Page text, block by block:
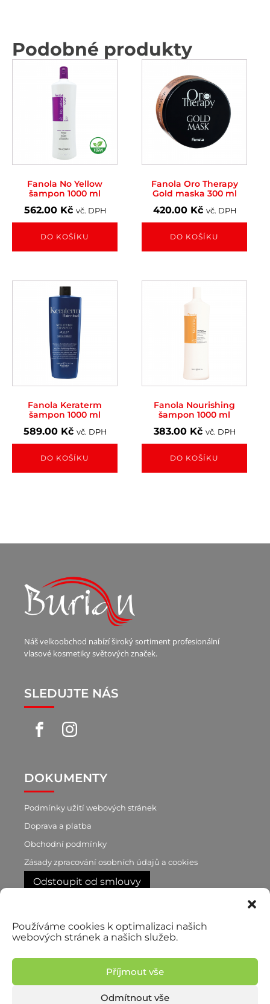
Používáme cookies k optimalizaci našich
webových stránek a našich služeb.
Příjmout vše
Odmítnout vše
Podobné produkty
Fanola No Yellow
šampon 1000 ml
562.00 Kč vč. DPH
DO KOŠÍKU
Fanola Oro Therapy
Gold maska 300 ml
420.00 Kč vč. DPH
DO KOŠÍKU
Fanola Keraterm
šampon 1000 ml
589.00 Kč vč. DPH
DO KOŠÍKU
Fanola Nourishing
šampon 1000 ml
383.00 Kč vč. DPH
DO KOŠÍKU
Náš velkoobchod nabízí široký sortiment profesionální
vlasové kosmetiky světových značek.
SLEDUJTE NÁS
DOKUMENTY
Podmínky užití webových stránek
Doprava a platba
Obchodní podmínky
Zásady zpracování osobních údajů a cookies
Odstoupit od smlouvy
RYCHLÝ KONTAKT
+420 603 188 870 p. Brůnová
+420 777 722 760 p. Pilař, obchodní zástupce